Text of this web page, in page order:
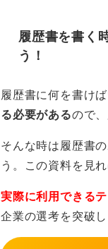
明できれば問題あ
次回からの書類作
完璧を求めるあま
履歴書を書く
う！
履歴書に何を書け
る必要があるので
そんな時は履歴書
う。この資料を見れ
実際に利用できる
企業の選考を突破し